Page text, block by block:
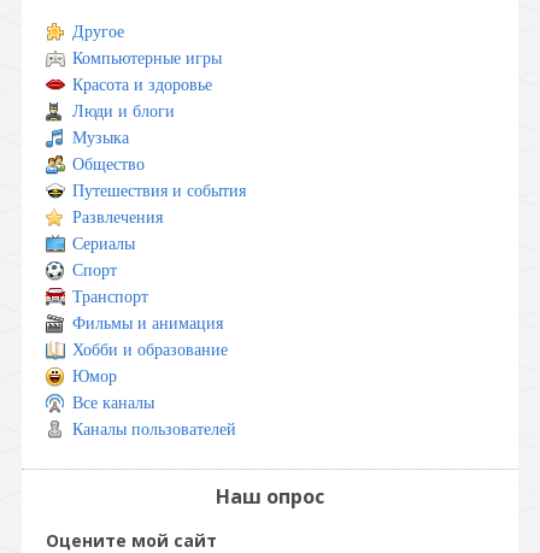
Другое
Компьютерные игры
Красота и здоровье
Люди и блоги
Музыка
Общество
Путешествия и события
Развлечения
Сериалы
Спорт
Транспорт
Фильмы и анимация
Хобби и образование
Юмор
Все каналы
Каналы пользователей
Наш опрос
Оцените мой сайт